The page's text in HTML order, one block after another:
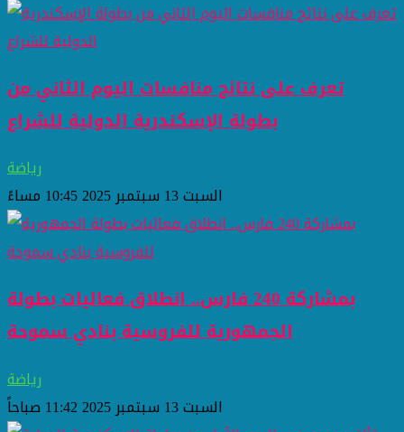
تعرف على نتائج منافسات اليوم الثاني من
بطولة الإسكندرية الدولية للشراع
رياضة
السبت 13 سبتمبر 2025 10:45 مساءً
بمشاركة 240 فارس.. انطلاق فعاليات بطولة
الجمهورية للفروسية بنادي سموحة
رياضة
السبت 13 سبتمبر 2025 11:42 صباحاً